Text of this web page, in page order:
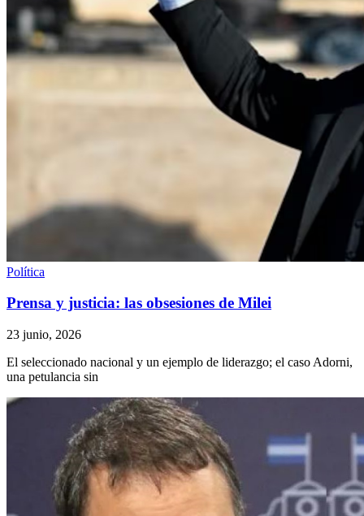
Política
Prensa y justicia: las obsesiones de Milei
23 junio, 2026
El seleccionado nacional y un ejemplo de liderazgo; el caso Adorni,
una petulancia sin